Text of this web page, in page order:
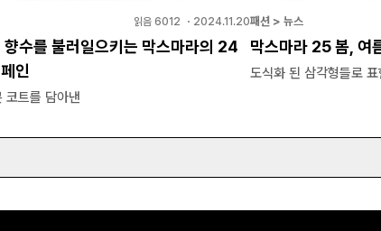
읽음 6012 ・ 2024.11.20
향수를 불러일으키는 막스마라의 24
인
코트를 담아낸
패션 > 뉴스
막스마라 25 봄, 여
도식화 된 삼각형들로